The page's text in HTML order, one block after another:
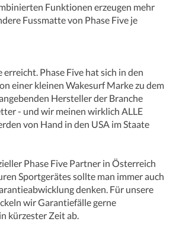
Funktionen erzeugen mehr
Fussmatte von Phase Five je
Phase Five hat sich in den
einer kleinen Wakesurf Marke zu dem
Hersteller der Branche
- und wir meinen wirklich ALLE
von Hand in den USA im Staate
Phase Five Partner in Österreich
Sportgerätes sollte man immer auch
denken. Für unsere
wir Garantiefälle gerne
kürzester Zeit ab.